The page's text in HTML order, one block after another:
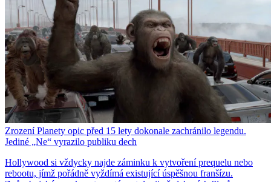
Zrození Planety opic před 15 lety dokonale zachránilo legendu.
Jediné „Ne“ vyrazilo publiku dech
Hollywood si vždycky najde záminku k vytvoření prequelu nebo
rebootu, jímž pořádně vyždímá existující úspěšnou franšízu.